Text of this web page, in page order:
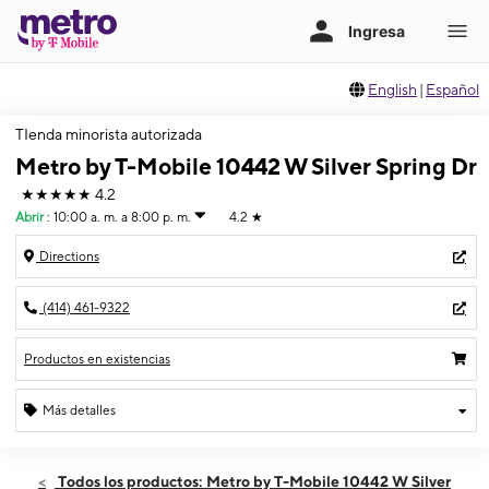
English | Español
TIenda minorista autorizada
Metro by T-Mobile 10442 W Silver Spring Dr
★★★★★ 4.2
Abrir : 10:00 a. m. a 8:00 p. m. 4.2 ★
Directions
(414) 461-9322
Productos en existencias
Más detalles
Lunes:10:00 a. m. a 8:00 p. m.
Todos los productos: Metro by T-Mobile 10442 W Silver